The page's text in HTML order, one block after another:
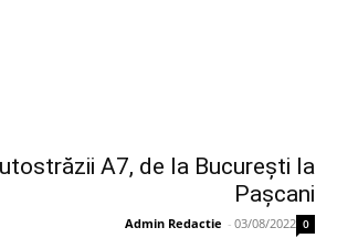
A7, de la Bucureşti la
Paşcani
Admin Redactie - 03/08/2022 0